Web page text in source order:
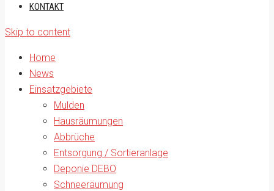
KONTAKT
Skip to content
Home
News
Einsatzgebiete
Mulden
Hausräumungen
Abbrüche
Entsorgung / Sortieranlage
Deponie DEBO
Schneeräumung